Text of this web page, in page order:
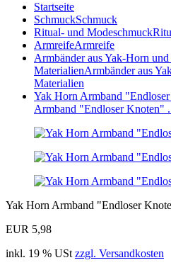
Startseite
SchmuckSchmuck
Ritual- und Modeschmuck
ArmreifeArmreife
Armbänder aus Yak-Horn
MaterialienArmbänder aus
Materialien
Yak Horn Armband
Armband "Endloser Knoten"
Yak Horn Armband "Endloser
EUR 5,98
inkl. 19 % USt zzgl. Versandkosten